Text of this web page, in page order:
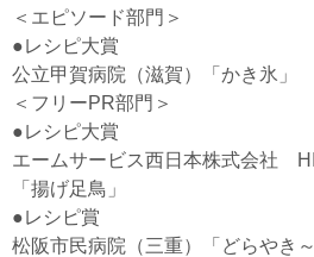
＜エピソード部門＞
●レシピ大賞
公立甲賀病院（滋賀）「かき氷」
＜フリーPR部門＞
●レシピ大賞
エームサービス西日本株式会社
「揚げ足鳥」
●レシピ賞
松阪市民病院（三重）「どらやき